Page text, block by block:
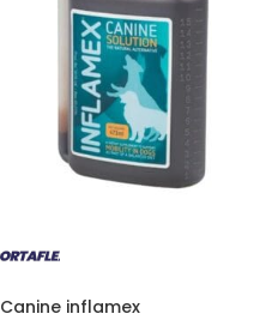
Canine inflamex